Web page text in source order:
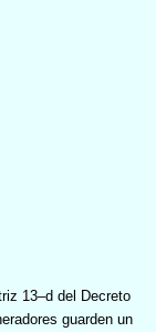
13–d del Decreto
guarden un